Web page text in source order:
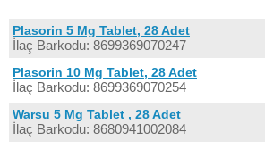
Plasorin 5 Mg Tablet, 28 Adet
İlaç Barkodu: 8699369070247
Plasorin 10 Mg Tablet, 28 Adet
İlaç Barkodu: 8699369070254
Warsu 5 Mg Tablet , 28 Adet
İlaç Barkodu: 8680941002084